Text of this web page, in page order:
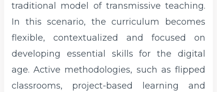
traditional model of transmissive teaching.
In this scenario, the curriculum becomes
flexible, contextualized and focused on
developing essential skills for the digital
age. Active methodologies, such as flipped
classrooms, project-based learning and